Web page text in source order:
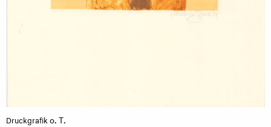
Druckgrafik o. T.